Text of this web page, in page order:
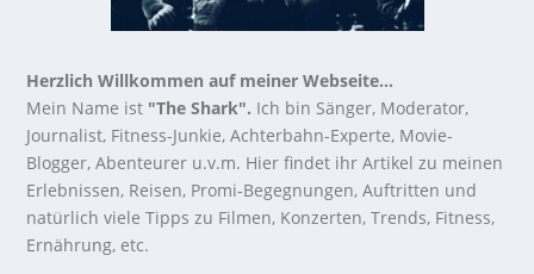
Herzlich Willkommen auf meiner Webseite...
Mein Name ist "The Shark". Ich bin Sänger, Moderator,
Journalist, Fitness-Junkie, Achterbahn-Experte, Movie-
Blogger, Abenteurer u.v.m. Hier findet ihr Artikel zu meinen
Erlebnissen, Reisen, Promi-Begegnungen, Auftritten und
natürlich viele Tipps zu Filmen, Konzerten, Trends, Fitness,
Ernährung, etc.